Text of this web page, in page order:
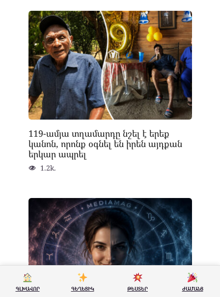
119-ամյա տղամարդը նշել է երեք
կանոն, որոնք օգնել են իրեն այդքան
երկար ապրել
1.2k.
ԳԼԽԱՎՈՐ ԳԵՂԵՑԻԿ ԹԵՍՏԵՐ ԺԱՄԱՆՑ